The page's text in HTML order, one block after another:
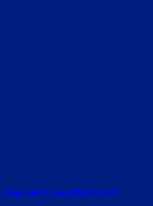
Chụp Hình Sự Kiện 2026 Hot Nhất